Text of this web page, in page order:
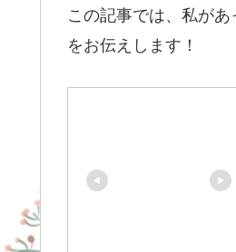
この記事では、私が
をお伝えします！